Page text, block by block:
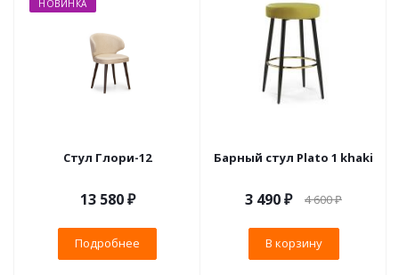
НОВИНКА
Стул Глори-12
13 580 ₽
Подробнее
Барный стул Plato 1 khaki
3 490₽ 4 600₽
В корзину